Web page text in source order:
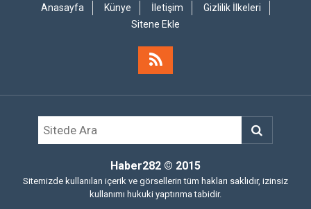
Anasayfa Künye İletişim
Gizlilik İlkeleri
Sitene Ekle
Haber282 © 2015
Sitemizde kullanılan içerik ve görsellerin tüm hakları saklıdır, izinsiz
kullanımı hukuki yaptırıma tabidir.